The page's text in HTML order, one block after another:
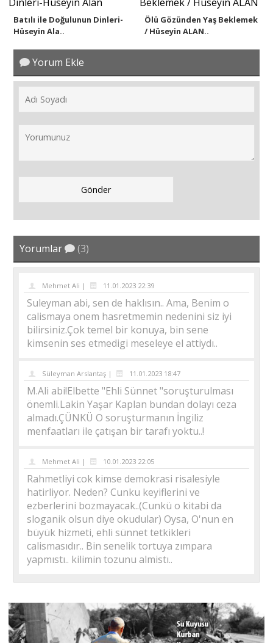
Batılı ile Doğulunun Dinleri-
Hüseyin Ala..
Ölü Gözünden Yaş Beklemek
/ Hüseyin ALAN..
Yorum Ekle
Yorumlar (3)
Mehmet Ali | 11.01.2023 22:39
Suleyman abi, sen de haklısın.. Ama, Benim o
calismaya onem hasretmemin nedenini siz iyi
bilirsiniz.Çok temel bir konuya, bin sene
kimsenin ses etmedigi meseleye el attiydı..
Süleyman Arslantaş | 11.01.2023 18:47
M.Ali abi!Elbette "Ehli Sünnet "soruşturulması
önemli.Lakin Yaşar Kaplan bundan dolayı ceza
almadı.ÇÜNKÜ O soruşturmanın İngiliz
menfaatları ile çatışan bir tarafı yoktu..!
Mehmet Ali | 10.01.2023 22:05
Rahmetliyi cok kimse demokrasi risalesiyle
hatirliyor. Neden? Cunku keyiflerini ve
ezberlerini bozmayacak..(Cunkü o kitabi da
sloganik olsun diye okudular) Oysa, O'nun en
büyük hizmeti, ehli sünnet tetkikleri
calismasıdır.. Bin senelik tortuya zımpara
yapmıstı.. kilimin tozunu almistı..